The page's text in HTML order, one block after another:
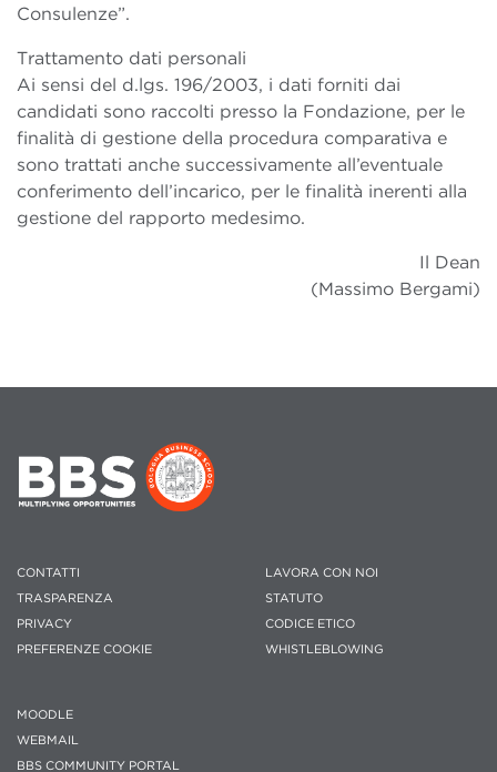
Consulenze”.
Trattamento dati personali
Ai sensi del d.lgs. 196/2003, i dati forniti dai
candidati sono raccolti presso la Fondazione, per le
finalità di gestione della procedura comparativa e
sono trattati anche successivamente all’eventuale
conferimento dell’incarico, per le finalità inerenti alla
gestione del rapporto medesimo.
Il Dean
(Massimo Bergami)
CONTATTI
TRASPARENZA
PRIVACY
PREFERENZE COOKIE
LAVORA CON NOI
STATUTO
CODICE ETICO
WHISTLEBLOWING
MOODLE
WEBMAIL
BBS COMMUNITY PORTAL